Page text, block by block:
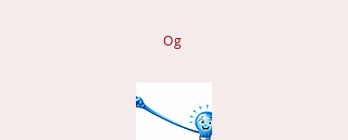
Og